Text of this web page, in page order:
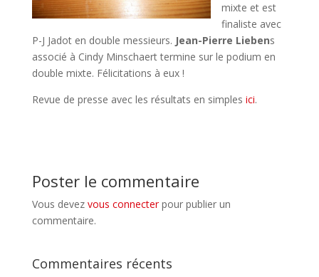
mixte et est
finaliste avec
P-J Jadot en double messieurs. Jean-Pierre Liebens
associé à Cindy Minschaert termine sur le podium en
double mixte. Félicitations à eux !
Revue de presse avec les résultats en simples ici.
Poster le commentaire
Vous devez vous connecterpour publier un
commentaire.
Commentaires récents